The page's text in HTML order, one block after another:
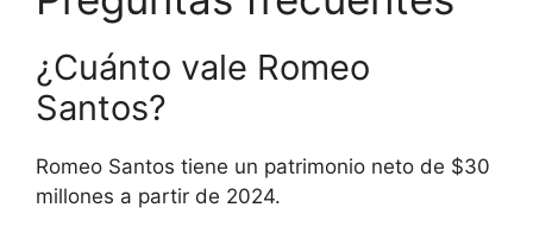
¿Cuánto vale Romeo
Santos?
Romeo Santos tiene un patrimonio neto de $30
millones a partir de 2024.